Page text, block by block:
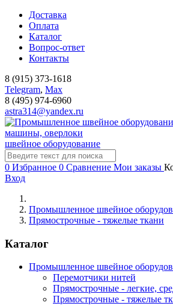
Доставка
Оплата
Каталог
Вопрос-ответ
Контакты
8 (915) 373-1618
Telegram, Мах
8 (495) 974-6960
astra314@yandex.ru
швейное оборудование
0 Избранное 0 Сравнение Мои заказы
Вход
Промышленное швейное
Прямострочные - тяжелые ткани
Каталог
Промышленное швейное
Перемотчики нитей
Прямострочные - легкие,
Прямострочные - тяжелые